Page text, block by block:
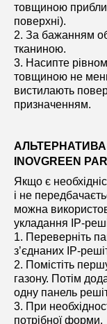
товщиною
поверхні).
2. За бажанням
тканиною.
3. Насипте
товщиною не
вистилають
призначенням.
INOVGREEN
Якщо є
і не
можна
укладання IP-
1. Переверніть
з’єднаних IP-
2. Помістіть
газону. Потім
одну панель
3. При
потрібної форми.